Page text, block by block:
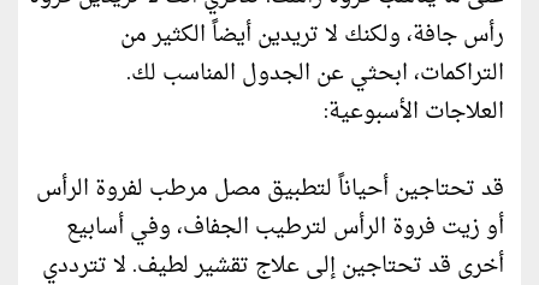
رأس جافة، ولكنك لا تريدين أيضاً الكثير من
التراكمات، ابحثي عن الجدول المناسب لك.
العلاجات الأسبوعية:
قد تحتاجين أحياناً لتطبيق مصل مرطب لفروة الرأس
أو زيت فروة الرأس لترطيب الجفاف، وفي أسابيع
أخرى قد تحتاجين إلى علاج تقشير لطيف. لا تترددي